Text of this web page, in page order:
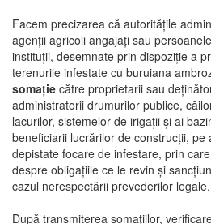
Facem precizarea că autoritățile
agenții agricoli angajați sau
instituții, desemnate prin dispoziție a
terenurile infestate cu buruiana
somație către proprietarii sau
administratorii drumurilor publice,
lacurilor, sistemelor de irigații și ai
beneficiarii lucrărilor de construcții,
depistate focare de infestare, prin
despre obligațiile ce le revin și
cazul nerespectării prevederilor legale.
După transmiterea somaţiilor,